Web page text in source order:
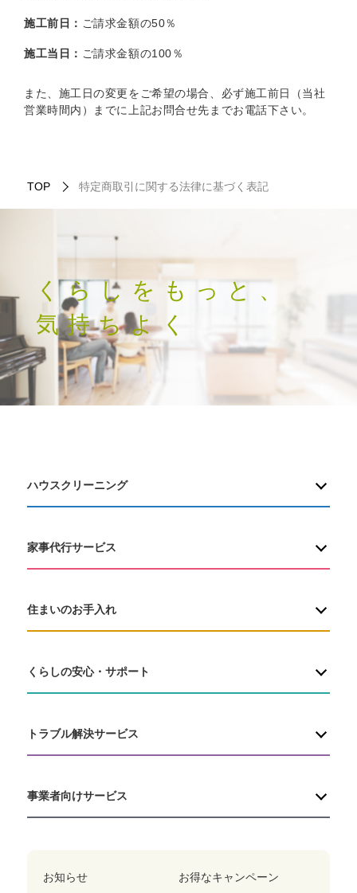
施工前日： ご請求金額の50％
施工当日： ご請求金額の100％
また、施工日の変更をご希望の場合、必ず施工前日（当社
営業時間内）までに上記お問合せ先までお電話下さい。
TOP 特定商取引に関する法律に基づく表記
くらしをもっと、
気持ちよく
ハウスクリーニング
家事代行サービス
住まいのお手入れ
くらしの安心・サポート
トラブル解決サービス
事業者向けサービス
お知らせ お得なキャンペーン